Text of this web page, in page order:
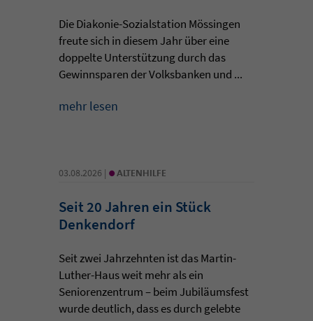
Die Diakonie-Sozialstation Mössingen
freute sich in diesem Jahr über eine
doppelte Unterstützung durch das
Gewinnsparen der Volksbanken und ...
mehr lesen
03.08.2026 | • ALTENHILFE
Seit 20 Jahren ein Stück
Denkendorf
Seit zwei Jahrzehnten ist das Martin-
Luther-Haus weit mehr als ein
Seniorenzentrum – beim Jubiläumsfest
wurde deutlich, dass es durch gelebte